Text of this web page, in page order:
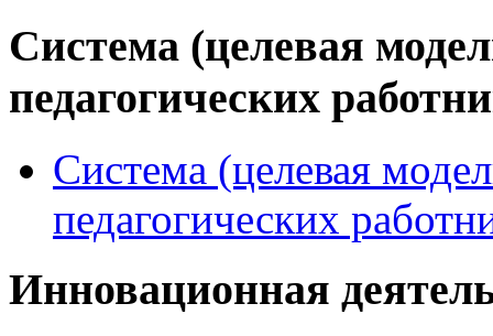
Система (целевая
педагогических
Система (целевая
педагогических
Инновационная